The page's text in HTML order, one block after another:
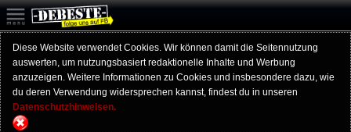
Diese Website verwendet Cookies. Wir können damit die Seitennutzung
auswerten, um nutzungsbasiert redaktionelle Inhalte und Werbung
anzuzeigen. Weitere Informationen zu Cookies und insbesondere dazu, wie
du deren Verwendung widersprechen kannst, findest du in unseren
Datenschutzhinweisen.